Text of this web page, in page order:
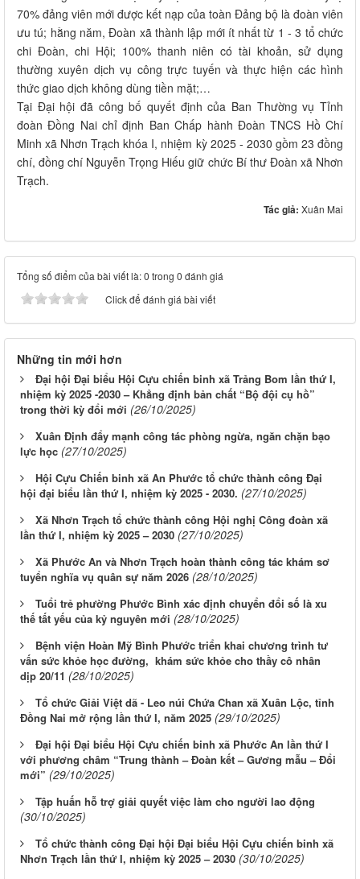
70% đảng viên mới được kết nạp của toàn Đảng bộ là đoàn viên
ưu tú; hằng năm, Đoàn xã thành lập mới ít nhất từ 1 - 3 tổ chức
chi Đoàn, chi Hội; 100% thanh niên có tài khoản, sử dụng
thường xuyên dịch vụ công trực tuyến và thực hiện các hình
thức giao dịch không dùng tiền mặt;…
Tại Đại hội đã công bố quyết định của Ban Thường vụ Tỉnh
đoàn Đồng Nai chỉ định Ban Chấp hành Đoàn TNCS Hồ Chí
Minh xã Nhơn Trạch khóa I, nhiệm kỳ 2025 - 2030 gồm 23 đồng
chí, đồng chí Nguyễn Trọng Hiếu giữ chức Bí thư Đoàn xã Nhơn
Trạch.
Tác giả: Xuân Mai
Tổng số điểm của bài viết là: 0 trong 0 đánh giá
Click để đánh giá bài viết
Những tin mới hơn
Đại hội Đại biểu Hội Cựu chiến binh xã Trảng Bom lần thứ I,
nhiệm kỳ 2025 -2030 – Khẳng định bản chất “Bộ đội cụ hồ”
trong thời kỳ đổi mới (26/10/2025)
Xuân Định đẩy mạnh công tác phòng ngừa, ngăn chặn bạo
lực học (27/10/2025)
Hội Cựu Chiến binh xã An Phước tổ chức thành công Đại
hội đại biểu lần thứ I, nhiệm kỳ 2025 - 2030. (27/10/2025)
Xã Nhơn Trạch tổ chức thành công Hội nghị Công đoàn xã
lần thứ I, nhiệm kỳ 2025 – 2030 (27/10/2025)
Xã Phước An và Nhơn Trạch hoàn thành công tác khám sơ
tuyển nghĩa vụ quân sự năm 2026 (28/10/2025)
Tuổi trẻ phường Phước Bình xác định chuyển đổi số là xu
thế tất yếu của kỷ nguyên mới (28/10/2025)
Bệnh viện Hoàn Mỹ Bình Phước triển khai chương trình tư
vấn sức khỏe học đường, khám sức khỏe cho thầy cô nhân
dịp 20/11 (28/10/2025)
Tổ chức Giải Việt dã - Leo núi Chứa Chan xã Xuân Lộc, tỉnh
Đồng Nai mở rộng lần thứ I, năm 2025 (29/10/2025)
Đại hội Đại biểu Hội Cựu chiến binh xã Phước An lần thứ I
với phương châm “Trung thành – Đoàn kết – Gương mẫu – Đổi
mới” (29/10/2025)
Tập huấn hỗ trợ giải quyết việc làm cho người lao động
(30/10/2025)
Tổ chức thành công Đại hội Đại biểu Hội Cựu chiến binh xã
Nhơn Trạch lần thứ I, nhiệm kỳ 2025 – 2030 (30/10/2025)